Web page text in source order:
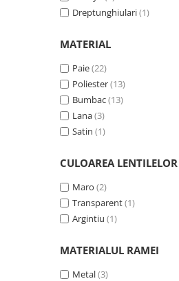
Dreptunghiulari(1)
MATERIAL
Paie(22)
Poliester(13)
Bumbac(13)
Lana(3)
Satin (1)
CULOAREA LENTILELOR
Maro (2)
Transparent(1)
Argintiu (1)
MATERIALUL RAMEI
Metal(3)